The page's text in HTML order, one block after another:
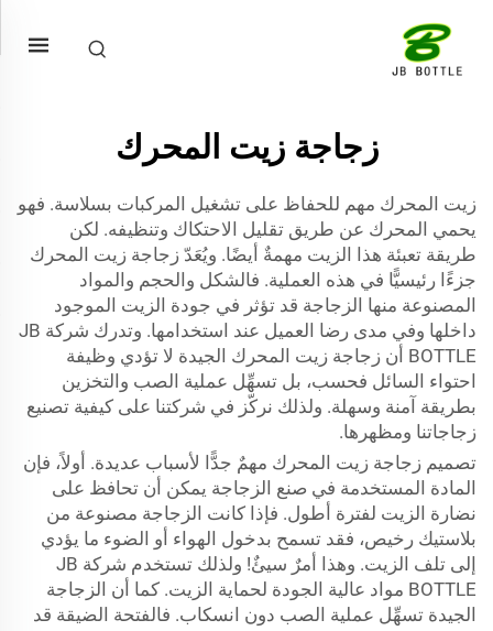
زجاجة زيت المحرك
زيت المحرك مهم للحفاظ على تشغيل المركبات بسلاسة. فهو
يحمي المحرك عن طريق تقليل الاحتكاك وتنظيفه. لكن
طريقة تعبئة هذا الزيت مهمةٌ أيضًا. ويُعَدّ زجاجة زيت المحرك
جزءًا رئيسيًّا في هذه العملية. فالشكل والحجم والمواد
المصنوعة منها الزجاجة قد تؤثر في جودة الزيت الموجود
داخلها وفي مدى رضا العميل عند استخدامها. وتدرك شركة JB
BOTTLE أن زجاجة زيت المحرك الجيدة لا تؤدي وظيفة
احتواء السائل فحسب، بل تسهِّل عملية الصب والتخزين
بطريقة آمنة وسهلة. ولذلك نركّز في شركتنا على كيفية تصنيع
زجاجاتنا ومظهرها.
تصميم زجاجة زيت المحرك مهمٌ جدًّا لأسباب عديدة. أولاً، فإن
المادة المستخدمة في صنع الزجاجة يمكن أن تحافظ على
نضارة الزيت لفترة أطول. فإذا كانت الزجاجة مصنوعة من
بلاستيك رخيص، فقد تسمح بدخول الهواء أو الضوء ما يؤدي
إلى تلف الزيت. وهذا أمرٌ سيئٌ! ولذلك تستخدم شركة JB
BOTTLE مواد عالية الجودة لحماية الزيت. كما أن الزجاجة
الجيدة تسهِّل عملية الصب دون انسكاب. فالفتحة الضيقة قد